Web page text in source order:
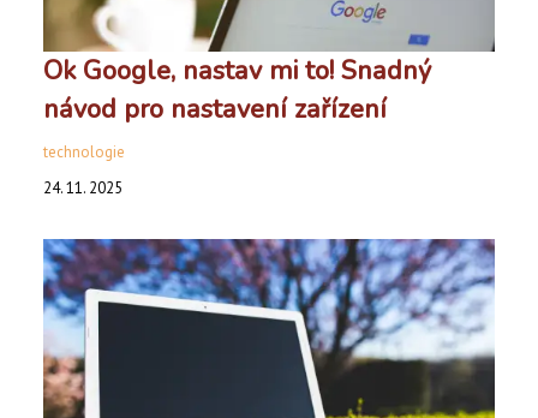
Ok Google, nastav mi to! Snadný
návod pro nastavení zařízení
technologie
24. 11. 2025